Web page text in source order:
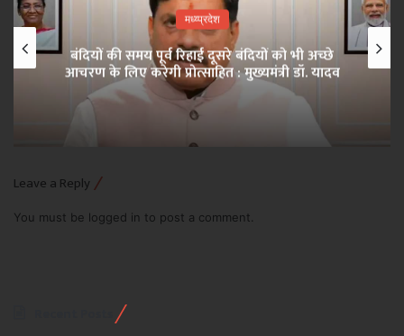
मध्य्प्रदेश
बंदियों की समय पूर्व रिहाई दूसरे बंदियों को भी अच्छे
आचरण के लिए करेगी प्रोत्साहित : मुख्यमंत्री डॉ. यादव
Leave a Reply
You must be logged in to post a comment.